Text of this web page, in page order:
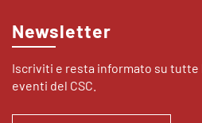
Newsletter
Iscriviti e resta informato su tutte
eventi del CSC.